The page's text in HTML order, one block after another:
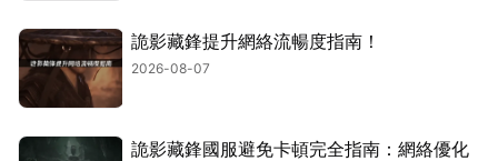
詭影藏鋒提升網絡流暢度指南！
2026-08-07
詭影藏鋒國服避免卡頓完全指南：網絡優化